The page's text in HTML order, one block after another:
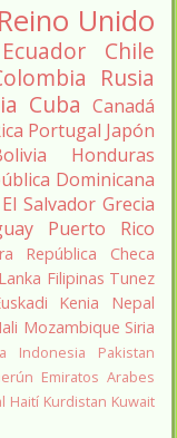
Reino Unido
Ecuador
Chile
Rusia
Cuba Canadá
Portugal Japón
Honduras
Dominicana
El Salvador Grecia
Puerto Rico
República Checa
Filipinas Tunez
Kenia
Nepal
Mozambique Siria
Indonesia
Pakistan
Emiratos Arabes
Haití Kurdistan Kuwait